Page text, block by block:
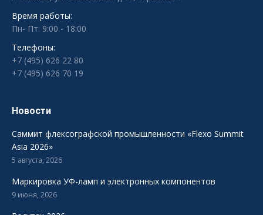
Время работы:
Пн- Пт: 9:00 - 18:00
Телефоны:
+7 (495) 626 22 80
+7 (495) 626 70 19
Новости
Саммит флексографской промышленности «Flexo Summit
Asia 2026»
5 августа, 2026
Маркировка УФ-ламп и электронных компонентов
9 июня, 2026